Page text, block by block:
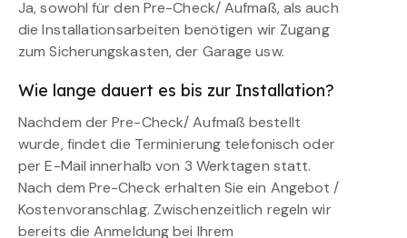
Ja, sowohl für den Pre-Check/ Aufmaß, als auch
die Installationsarbeiten benötigen wir Zugang
zum Sicherungskasten, der Garage usw.
Wie lange dauert es bis zur Installation?
Nachdem der Pre-Check/ Aufmaß bestellt
wurde, findet die Terminierung telefonisch oder
per E-Mail innerhalb von 3 Werktagen statt.
Nach dem Pre-Check erhalten Sie ein Angebot /
Kostenvoranschlag. Zwischenzeitlich regeln wir
bereits die Anmeldung bei Ihrem